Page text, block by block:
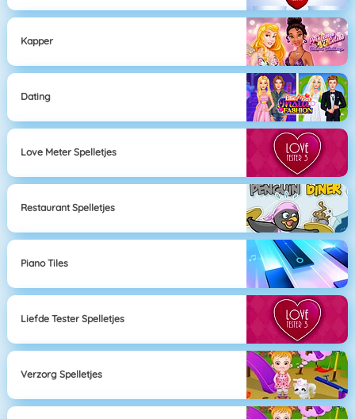
Kapper
Dating
Love Meter Spelletjes
Restaurant Spelletjes
Piano Tiles
Liefde Tester Spelletjes
Verzorg Spelletjes